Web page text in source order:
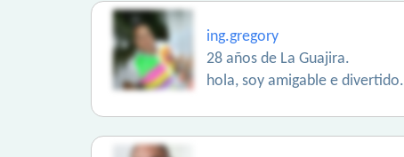
ing.gregory
28 años de La Guajira.
hola, soy amigable e divertido.